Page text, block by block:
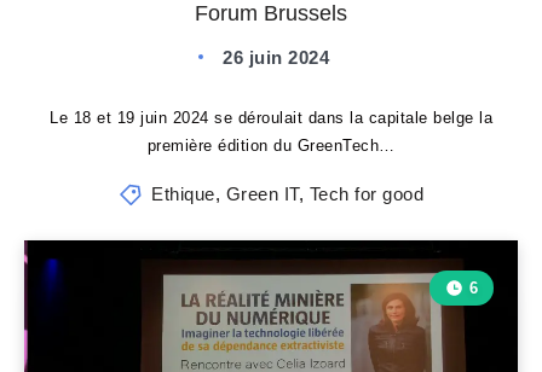
Forum Brussels
26 juin 2024
Le 18 et 19 juin 2024 se déroulait dans la capitale belge la
première édition du GreenTech…
Ethique, Green IT, Tech for good
6